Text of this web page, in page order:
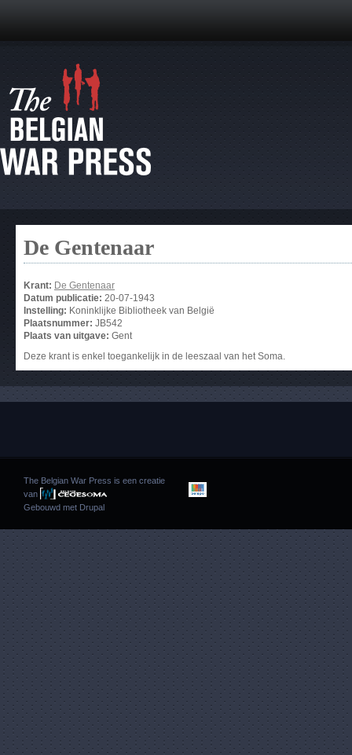
De Gentenaar
Krant: De Gentenaar
Datum publicatie: 20-07-1943
Instelling: Koninklijke Bibliotheek van België
Plaatsnummer: JB542
Plaats van uitgave: Gent
Deze krant is enkel toegankelijk in de leeszaal van het Soma.
The Belgian War Press is een creatie
van
Gebouwd met Drupal